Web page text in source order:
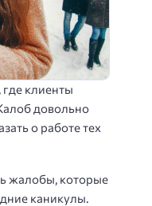
клиенты
довольно
о работе тех
жалобы, которые
каникулы.